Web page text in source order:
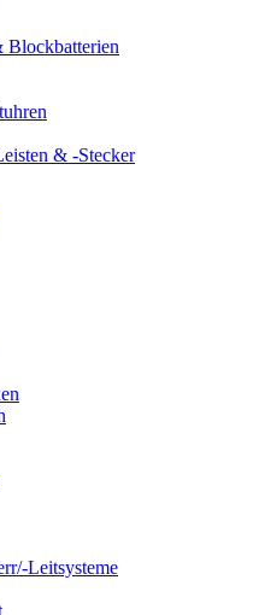
Blockbatterien
& -Stecker
Leitsysteme